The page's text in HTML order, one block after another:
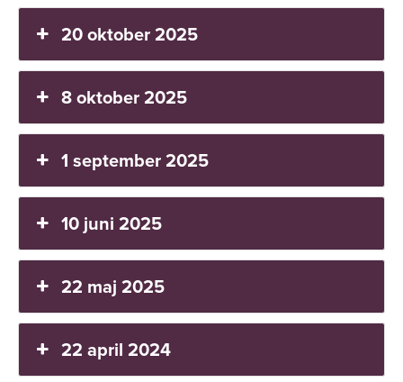
20 oktober 2025
8 oktober 2025
1 september 2025
10 juni 2025
22 maj 2025
22 april 2024